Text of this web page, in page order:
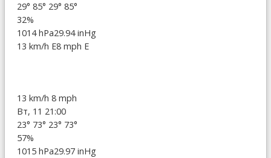
29° 85° 29° 85°
32%
1014 hPa29.94 inHg
13 km/h E8 mph E
13 km/h 8 mph
Вт, 11 21:00
23° 73° 23° 73°
57%
1015 hPa29.97 inHg